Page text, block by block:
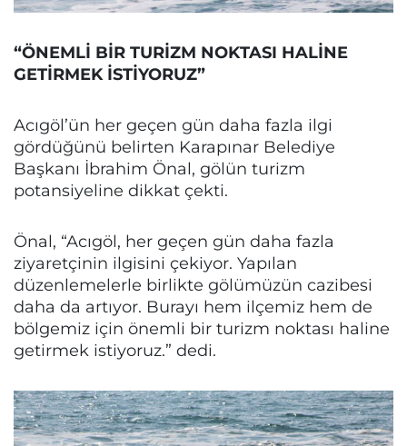
“ÖNEMLİ BİR TURİZM NOKTASI HALİNE
GETİRMEK İSTİYORUZ”
Acıgöl’ün her geçen gün daha fazla ilgi
gördüğünü belirten Karapınar Belediye
Başkanı İbrahim Önal, gölün turizm
potansiyeline dikkat çekti.
Önal, “Acıgöl, her geçen gün daha fazla
ziyaretçinin ilgisini çekiyor. Yapılan
düzenlemelerle birlikte gölümüzün cazibesi
daha da artıyor. Burayı hem ilçemiz hem de
bölgemiz için önemli bir turizm noktası haline
getirmek istiyoruz.” dedi.